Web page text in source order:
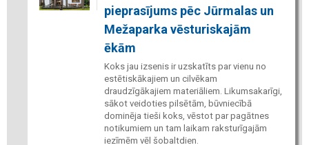
pieprasījums pēc Jūrmalas un
Mežaparka vēsturiskajām
ēkām
Koks jau izsenis ir uzskatīts par vienu no
estētiskākajiem un cilvēkam
draudzīgākajiem materiāliem. Likumsakarīgi,
sākot veidoties pilsētām, būvniecībā
dominēja tieši koks, vēstot par pagātnes
notikumiem un tam laikam raksturīgajām
iezīmēm vēl šobaltdien.